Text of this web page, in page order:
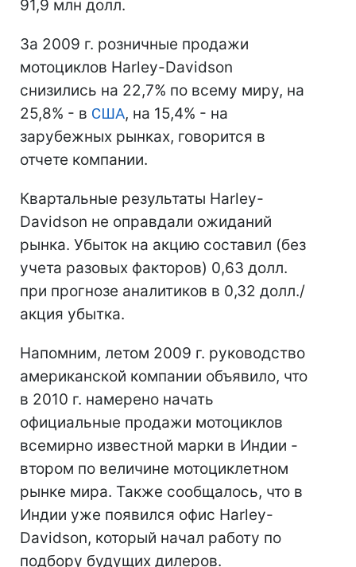
91,9 млн долл.
За 2009 г. розничные продажи
мотоциклов Harley-Davidson
снизились на 22,7% по всему миру, на
25,8% - в США, на 15,4% - на
зарубежных рынках, говорится в
отчете компании.
Квартальные результаты Harley-
Davidson не оправдали ожиданий
рынка. Убыток на акцию составил (без
учета разовых факторов) 0,63 долл.
при прогнозе аналитиков в 0,32 долл./
акция убытка.
Напомним, летом 2009 г. руководство
американской компании объявило, что
в 2010 г. намерено начать
официальные продажи мотоциклов
всемирно известной марки в Индии -
втором по величине мотоциклетном
рынке мира. Также сообщалось, что в
Индии уже появился офис Harley-
Davidson, который начал работу по
подбору будущих дилеров.